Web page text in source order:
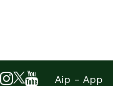
Aip - App